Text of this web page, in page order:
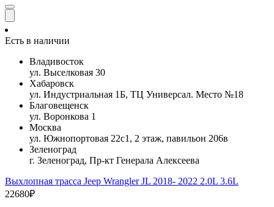
Есть в наличии
Владивосток
ул. Выселковая 30
Хабаровск
ул. Индустриальная 1Б, ТЦ Универсал. Место №18
Благовещенск
ул. Воронкова 1
Москва
ул. Южнопортовая 22с1, 2 этаж, павильон 206в
Зеленоград
г. Зеленоград, Пр-кт Генерала Алексеева
Выхлопная трасса Jeep Wrangler JL 2018- 2022 2.0L 3.6L
22680₽